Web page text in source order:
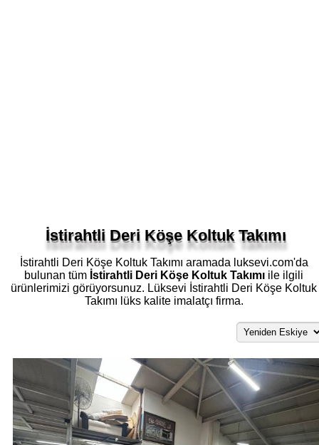
İstirahtli Deri Köşe Koltuk Takımı
İstirahtli Deri Köşe Koltuk Takımı aramada luksevi.com'da
bulunan tüm İstirahtli Deri Köşe Koltuk Takımı ile ilgili
ürünlerimizi görüyorsunuz. Lüksevi İstirahtli Deri Köşe Koltuk
Takımı lüks kalite imalatçı firma.